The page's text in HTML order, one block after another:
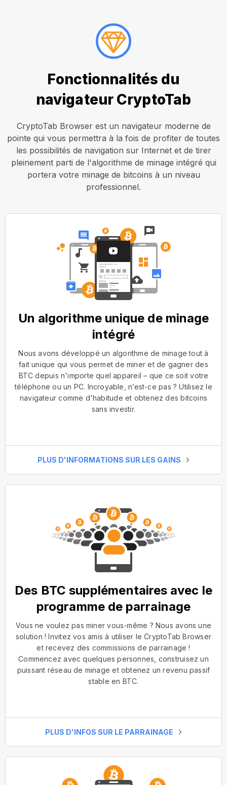
Fonctionnalités du
navigateur CryptoTab
CryptoTab Browser est un navigateur moderne de
pointe qui vous permettra à la fois de profiter de toutes
les possibilités de navigation sur Internet et de tirer
pleinement parti de l'algorithme de minage intégré qui
portera votre minage de bitcoins à un niveau
professionnel.
Un algorithme unique de minage
intégré
Nous avons développé un algorithme de minage tout à
fait unique qui vous permet de miner et de gagner des
BTC depuis n'importe quel appareil – que ce soit votre
téléphone ou un PC. Incroyable, n’est-ce pas ? Utilisez le
navigateur comme d'habitude et obtenez des bitcoins
sans investir.
PLUS D'INFORMATIONS SUR LES GAINS
Des BTC supplémentaires avec le
programme de parrainage
Vous ne voulez pas miner vous-même ? Nous avons une
solution ! Invitez vos amis à utiliser le CryptoTab Browser
et recevez des commissions de parrainage !
Commencez avec quelques personnes, construisez un
puissant réseau de minage et obtenez un revenu passif
stable en BTC.
PLUS D'INFOS SUR LE PARRAINAGE